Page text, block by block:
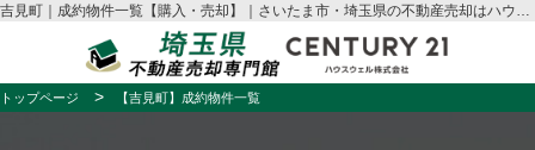
吉見町｜成約物件一覧【購入・売却】｜さいたま市・埼玉県の不動産売却はハウスウェル
トップページ 【吉見町】成約物件一覧